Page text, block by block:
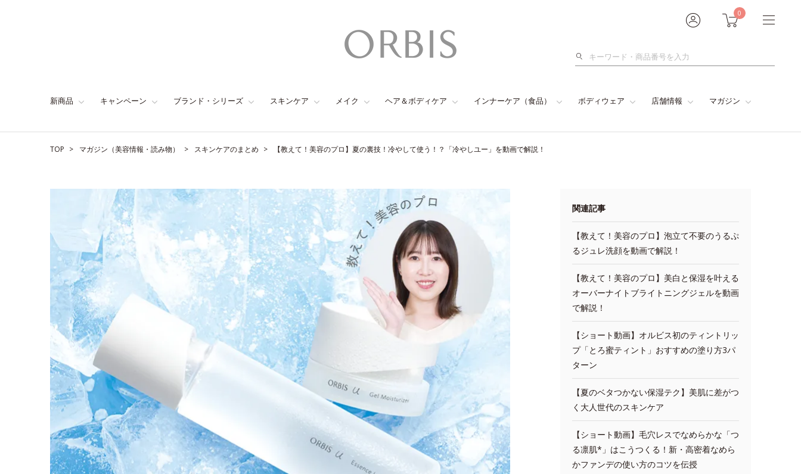
0
検
新商品 キャンペーン ブランド・シリーズ スキンケア メイク ヘア＆ボディケア インナーケア（食品） ボディウェア 店舗情報 マガジン
TOP マガジン（美容情報・読み物） スキンケアのまとめ 【教えて！美容のプロ】夏の裏技！冷やして使う！？「冷やしユー」を動画で解説！
関連記事
【教えて！美容のプロ】泡立て不要のうるぷ
るジュレ洗顔を動画で解説！
【教えて！美容のプロ】美白と保湿を叶える
オーバーナイトブライトニングジェルを動画
で解説！
【ショート動画】オルビス初のティントリッ
プ「とろ蜜ティント」おすすめの塗り方3パ
ターン
【夏のベタつかない保湿テク】美肌に差がつ
く大人世代のスキンケア
【ショート動画】毛穴レスでなめらかな「つ
る凛肌*」はこうつくる！新・高密着なめら
かファンデの使い方のコツを伝授